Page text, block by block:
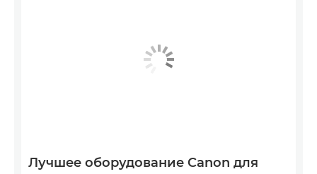
Лучшее оборудование Canon для